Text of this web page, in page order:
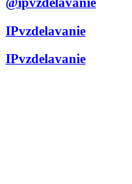
IPvzdelavanie
IPvzdelavanie